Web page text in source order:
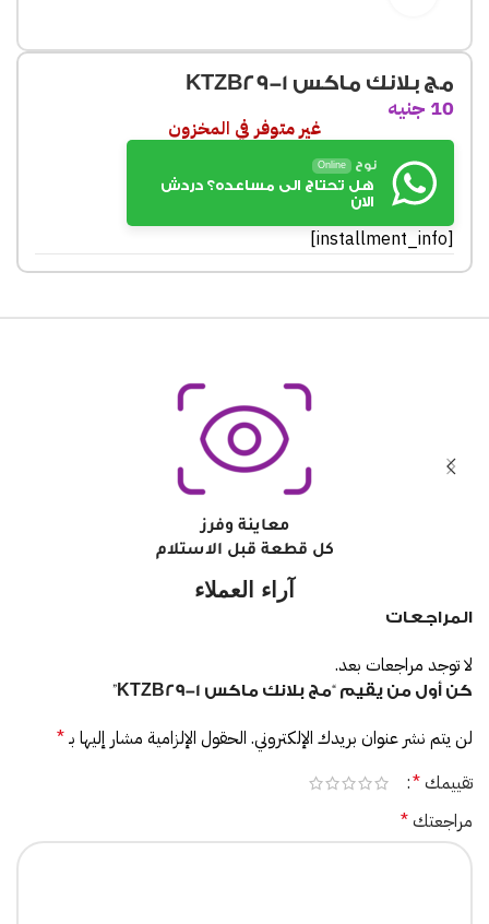
مج بلانك ماكس KTZB29-1
10 جنيه
غير متوفر في المخزون
نوح Online
هل تحتاج الى مساعده؟ دردش
الان
[installment_info]
معاينة وفرز
كل قطعة قبل الاستلام
آراء العملاء
المراجعات
لا توجد مراجعات بعد.
كن أول من يقيم “مج بلانك ماكس KTZB29-1”
لن يتم نشر عنوان بريدك الإلكتروني. الحقول الإلزامية مشار إليها بـ*
تقييمك*
مراجعتك*